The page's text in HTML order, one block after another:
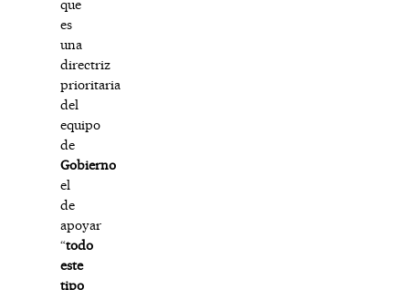
que
es
una
directriz
prioritaria
del
equipo
de
Gobierno
el
de
apoyar
“todo
este
tipo